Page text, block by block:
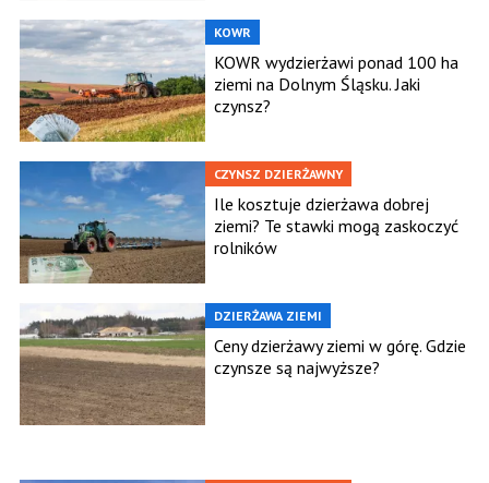
KOWR
KOWR wydzierżawi ponad 100 ha
ziemi na Dolnym Śląsku. Jaki
czynsz?
CZYNSZ DZIERŻAWNY
Ile kosztuje dzierżawa dobrej
ziemi? Te stawki mogą zaskoczyć
rolników
DZIERŻAWA ZIEMI
Ceny dzierżawy ziemi w górę. Gdzie
czynsze są najwyższe?